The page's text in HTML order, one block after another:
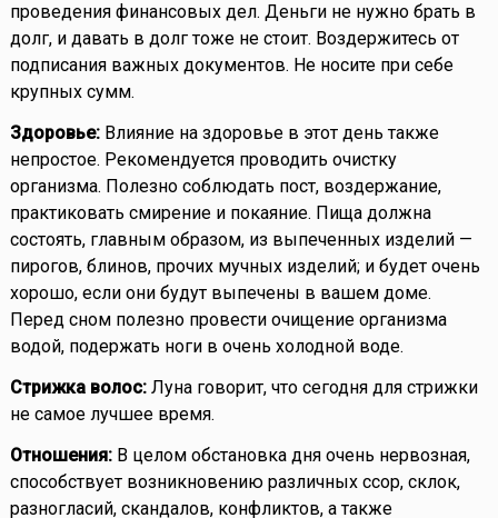
проведения финансовых дел. Деньги не нужно брать в
долг, и давать в долг тоже не стоит. Воздержитесь от
подписания важных документов. Не носите при себе
крупных сумм.
Здоровье:Влияние на здоровье в этот день также
непростое. Рекомендуется проводить очистку
организма. Полезно соблюдать пост, воздержание,
практиковать смирение и покаяние. Пища должна
состоять, главным образом, из выпеченных изделий —
пирогов, блинов, прочих мучных изделий; и будет очень
хорошо, если они будут выпечены в вашем доме.
Перед сном полезно провести очищение организма
водой, подержать ноги в очень холодной воде.
Стрижка волос:Луна говорит, что сегодня для стрижки
не самое лучшее время.
Отношения:В целом обстановка дня очень нервозная,
способствует возникновению различных ссор, склок,
разногласий, скандалов, конфликтов, а также